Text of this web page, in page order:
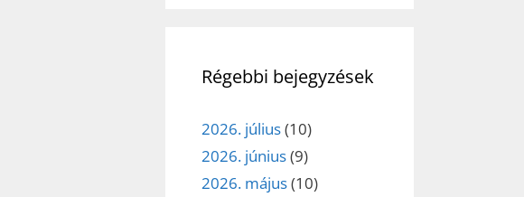
Régebbi bejegyzések
2026. július(10)
2026. június(9)
2026. május(10)